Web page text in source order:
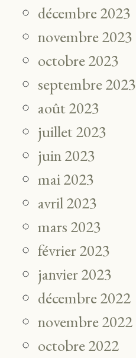
décembre 2023
novembre 2023
octobre 2023
septembre 2023
août 2023
juillet 2023
juin 2023
mai 2023
avril 2023
mars 2023
février 2023
janvier 2023
décembre 2022
novembre 2022
octobre 2022